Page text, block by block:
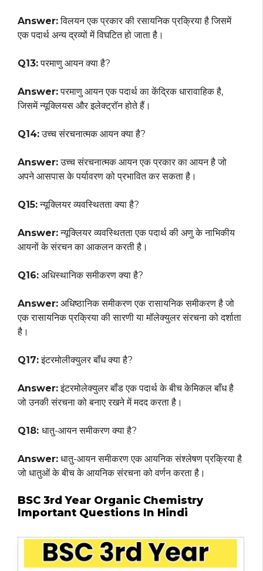
Answer:विलयन एक प्रकार की रसायनिक प्रक्रिया है जिसमें
एक पदार्थ अन्य द्रव्यों में विघटित हो जाता है।
Q13:परमाणु आयन क्या है?
Answer:परमाणु आयन एक पदार्थ का केंद्रिक धारावाहिक है,
जिसमें न्यूक्लियस और इलेक्ट्रॉन होते हैं।
Q14:उच्च संरचनात्मक आयन क्या है?
Answer:उच्च संरचनात्मक आयन एक प्रकार का आयन है जो
अपने आसपास के पर्यावरण को प्रभावित कर सकता है।
Q15:न्यूक्लियर व्यवस्थितता क्या है?
Answer:न्यूक्लियर व्यवस्थितता एक पदार्थ की अणु के नाभिकीय
आयनों के संरचन का आकलन करती है।
Q16: अधिस्थानिक समीकरण क्या है?
Answer: अधिष्ठानिक समीकरण एक रासायनिक समीकरण है जो
एक रासायनिक प्रक्रिया की सारणी या मॉलेक्युलर संरचना को दर्शाता
है।
Q17:इंटरमोलीक्युलर बाँध क्या है?
Answer:इंटरमोलेक्युलर बॉंड एक पदार्थ के बीच केमिकल बाँध है
जो उनकी संरचना को बनाए रखने में मदद करता है।
Q18: धातु-आयन समीकरण क्या है?
Answer: धातु-आयन समीकरण एक आयनिक संश्लेषण प्रक्रिया है
जो धातुओं के बीच के आयनिक संरचना को वर्णन करता है।
BSC 3rd Year Organic Chemistry
Important Questions In Hindi